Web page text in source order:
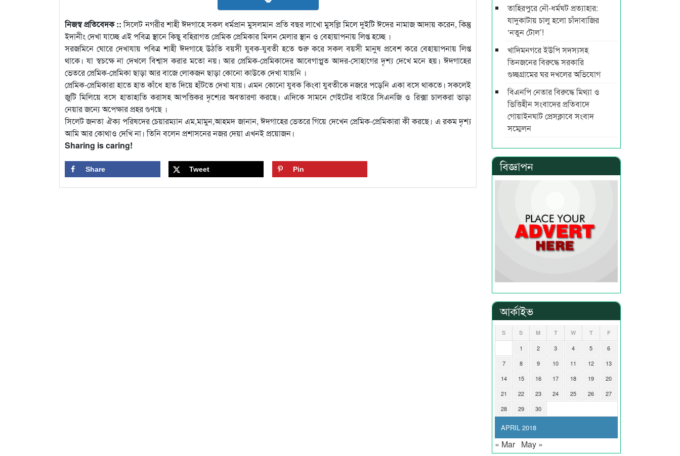
নিজস্ব প্রতিবেদক ::সিলেট নগরীর শাহী ঈদগাহে সকল ধর্মপ্রান মুসলমান প্রতি বছর লাখো মুসল্লি মিলে দুইটি ঈদের নামাজ আদায় করেন, কিন্তু
ইদানীং দেখা যাচ্ছে এই পবিত্র স্থানে কিছু বহিরাগত প্রেমিক প্রেমিকার মিলন মেলার স্থান ও বেহায়াপনায় লিপ্ত হচ্ছে ।
সরজমিনে ঘোরে দেখাযায় পবিত্র শাহী ঈদগাহে উঠতি বয়সী যুবক-যুবতী হতে শুরু করে সকল বয়সী মানুষ প্রবেশ করে বেহায়াপনায় লিপ্ত
থাকে। যা স্বচক্ষে না দেখলে বিশ্বাস করার মতো নয়। আর প্রেমিক-প্রেমিকাদের আবেগাপ্লুত আদর-সোহাগের দৃশ্য দেখে মনে হয়। ঈদগাহের
ভেতরে প্রেমিক-প্রেমিকা ছাড়া আর বাজে লোকজন ছাড়া কোনো কাউকে দেখা যায়নি ।
প্রেমিক-প্রেমিকারা হাতে হাত কাঁধে হাত দিয়ে হাঁটতে দেখা যায়। এমন কোনো যুবক কিংবা যুবতীকে নজরে পড়েনি একা বসে থাকতে। সকলেই
জুটি মিলিয়ে বসে হাতাহাতি করাসহ আপত্তিকর দৃশ্যের অবতারণা করছে। এদিকে সামনে গেইটের বাইরে সিএনজি ও রিক্সা চালকরা ভাড়া
নেয়ার জন্যে অপেক্ষার প্রহর গুণছে ।
সিলেট জনতা ঐক্য পরিষদের চেয়ারম্যান এম,মামুন,আহমদ জানান, ঈদগাহের ভেতরে গিয়ে দেখেন প্রেমিক-প্রেমিকারা কী করছে। এ রকম দৃশ্য
আমি আর কোথাও দেখি না। তিনি বলেন প্রশাসনের নজর দেয়া এখনই প্রয়োজন।
Sharing is caring!
Share Tweet Pin
তাহিরপুরে নৌ-ধর্মঘট প্রত্যাহার:
যাদুকাটায় চালু হলো চাঁদাবাজির
‘নতুন টোল’!
খাদিমনগরে ইউপি সদস্যসহ
তিনজনের বিরুদ্ধে সরকারি
গুচ্ছগ্রামের ঘর দখলের অভিযোগ
বিএনপি নেতার বিরুদ্ধে মিথ্যা ও
ভিত্তিহীন সংবাদের প্রতিবাদে
গোয়াইনঘাট প্রেসক্লাবে সংবাদ
সম্মেলন
বিজ্ঞাপন
আর্কাইভ
APRIL 2018
S S M T W T F
1 2 3 4 5
6
7
8 9 10 11 12
13
14
15 16 17 18 19
20
21
22 23 24 25 26
27
28
29 30
« Mar May »